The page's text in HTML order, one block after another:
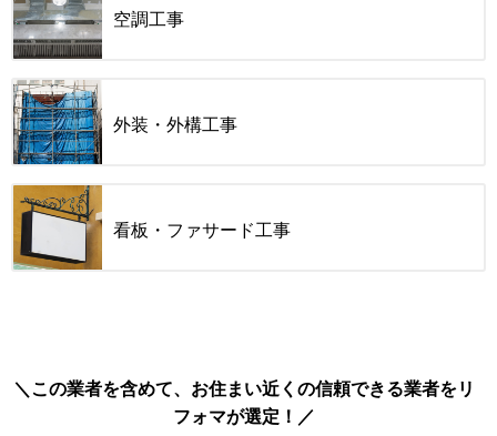
空調工事
外装・外構工事
看板・ファサード工事
この業者を含めて、お住まい近くの信頼できる業者をリ
フォマが選定！